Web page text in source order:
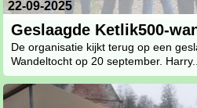
22-09-2025
Geslaagde Ketlik500-
De organisatie kijkt terug op een
Wandeltocht op 20 september.